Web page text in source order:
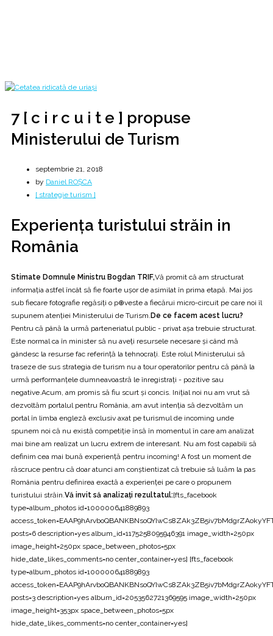
7 [ c i r c u i t e ] propuse
Ministerului de Turism
septembrie 21, 2018
by Daniel ROȘCA
[ strategie turism ]
Experiența turistului străin in
România
Stimate Domnule Ministru Bogdan TRIF,Vă promit că am structurat
informația astfel încât să fie foarte ușor de asimilat în prima etapă. Mai jos
sub fiecare fotografie regăsiți o p⊕veste a fiecărui micro-circuit pe care noi îl
supunem atenției Ministerului de Turism. De ce facem acest lucru?
Pentru că până la urmă parteneriatul public - privat așa trebuie structurat.
Este normal ca în minister să nu aveți resursele necesare și când mă
gândesc la resurse fac referință la tehnocrați. Este rolul Ministerului să
traseze de sus strategia de turism nu a tour operatorilor pentru că până la
urmă performanțele dumneavoastră le înregistrați - pozitive sau
negative.Acum, am promis să fiu scurt și concis. Inițial noi nu am vrut să
dezvoltăm portalul pentru România, am avut intenția să dezvoltăm un
portal în limba engleză exclusiv axat pe turismul de incoming unde
spunem noi că nu există competiție însă în momentul în care am analizat
mai bine am realizat un lucru extrem de interesant. Nu am fost capabili să
definim cea mai bună experiență pentru incoming! A fost un moment de
răscruce pentru că doar atunci am conștientizat că trebuie să luăm la pas
România pentru definirea exactă a experienței pe care o propunem
turistului străin. Vă invit să analizați rezultatul:[fts_facebook
type=album_photos id=100000641889893
posts=6 description=yes album_id=1175258095946391 image_width=250px
image_height=250px space_between_photos=5px
hide_date_likes_comments=no center_container=yes] [fts_facebook
type=album_photos id=100000641889893
posts=3 description=yes album_id=2053562721369595 image_width=250px
image_height=353px space_between_photos=5px
hide_date_likes_comments=no center_container=yes]